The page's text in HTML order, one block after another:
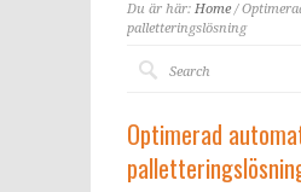
Du är här: Home/
palletteringslösning
Optimerad